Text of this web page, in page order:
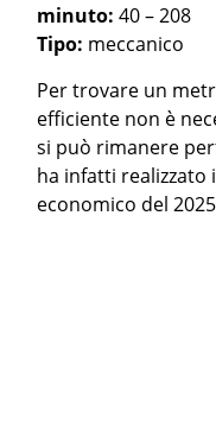
minuto:40 – 208
Tipo: meccanico
Per trovare un
efficiente non è
si può rimanere
ha infatti
economico del